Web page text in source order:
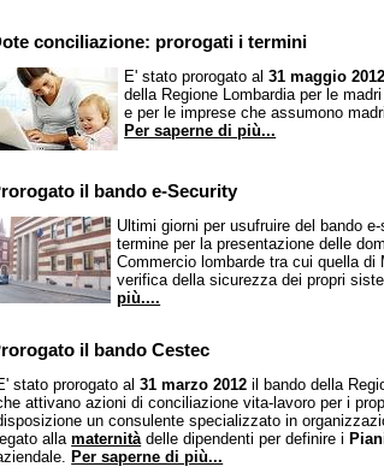
conciliazione: prorogati i termini
E' stato prorogato al31 maggio 2012
della Regione Lombardia per le
e per le imprese che assumono
Per saperne di più...
il bando e-Security
Ultimi giorni per usufruire del bando
termine per la presentazione delle
Commercio lombarde tra cui quella
verifica della sicurezza dei propri
più....
il bando Cestec
stato prorogato al31 marzo 2012 il bando della
attivano azioni di conciliazione vita-lavoro per i
un consulente specializzato in
allamaternitàdelle dipendenti per definire i
Per saperne di più...